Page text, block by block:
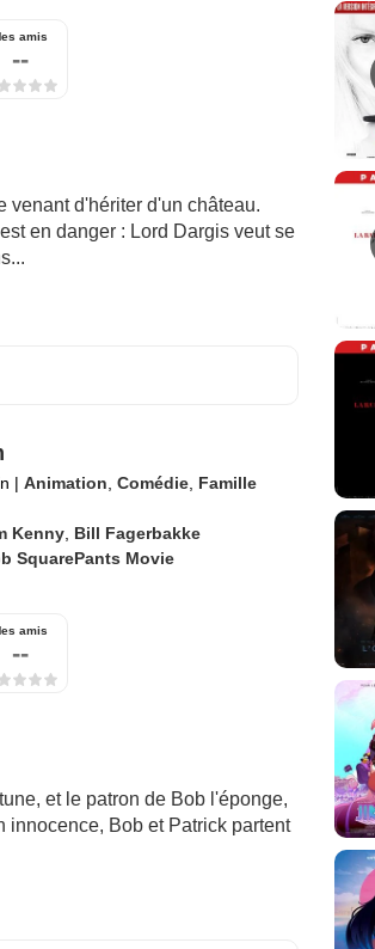
amis
--
venant d'hériter d'un château.
en danger : Lord Dargis veut se
| Animation Comédie, Famille
Kenny, Bill Fagerbakke
SquarePants Movie
amis
--
et le patron de Bob l'éponge,
innocence, Bob et Patrick partent